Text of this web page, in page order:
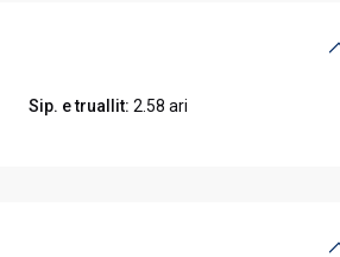
Sip. e truallit: 2.58 ari